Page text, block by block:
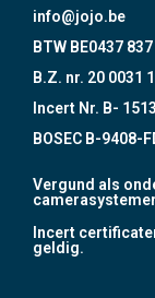
info@jojo.be
BTW BE0437
B.Z. nr. 20 0031
Incert Nr. B- 1513
BOSEC B-9408-
Vergund als
Incert
geldig.